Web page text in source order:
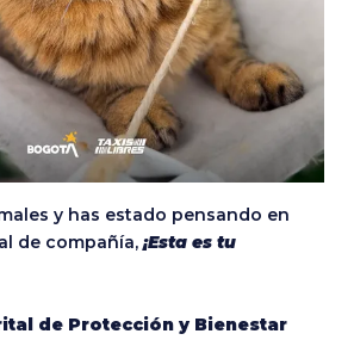
y has estado pensando en
de compañía,¡Esta es tu
de Protección y Bienestar